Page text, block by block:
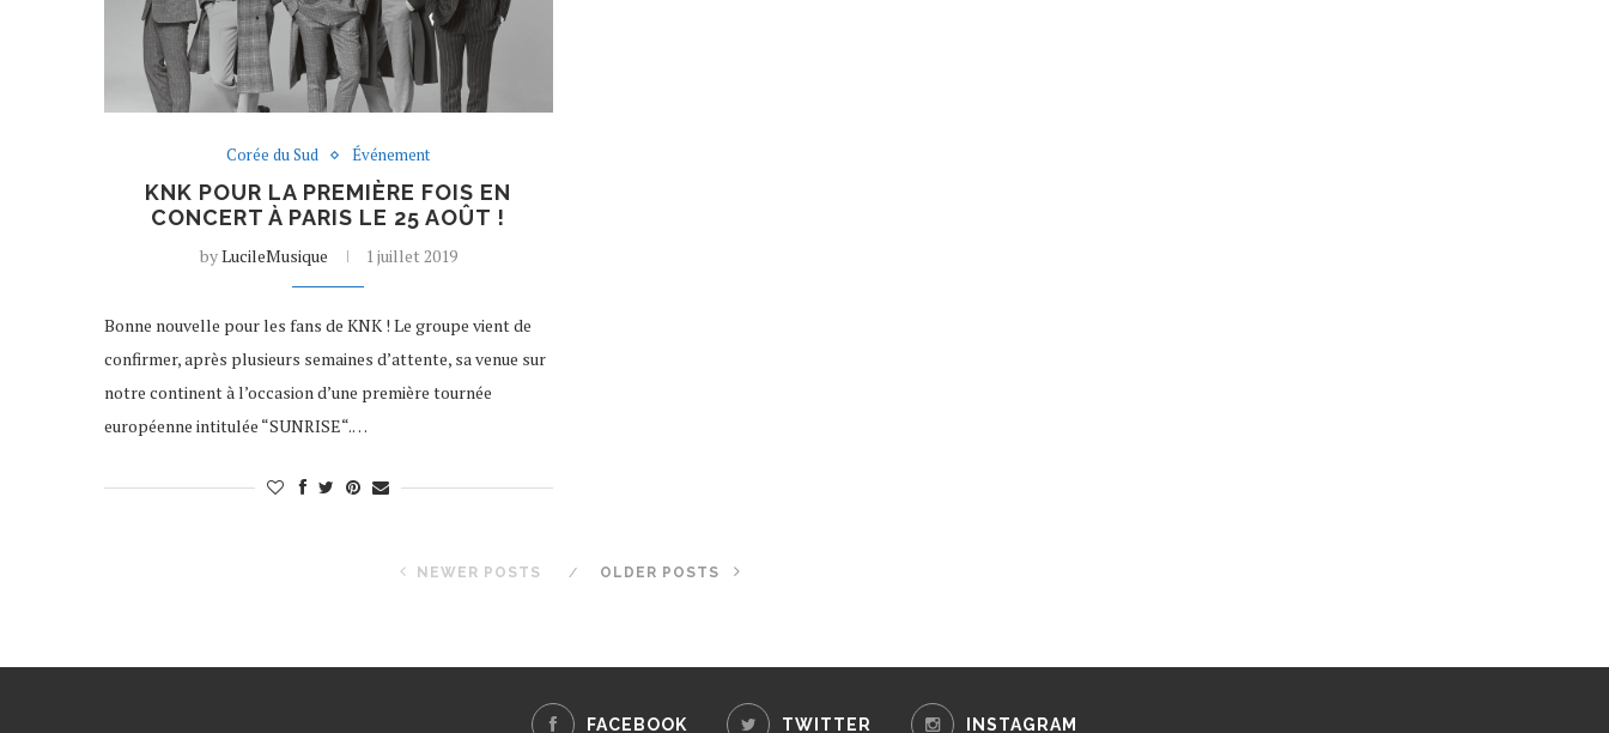
Corée du Sud Événement
KNK POUR LA PREMIÈRE FOIS EN
CONCERT À PARIS LE 25 AOÛT !
byLucileMusique 1 juillet 2019
Bonne nouvelle pour les fans de KNK ! Le groupe vient de
confirmer, après plusieurs semaines d’attente, sa venue sur
notre continent à l’occasion d’une première tournée
européenne intitulée “SUNRISE“.…
NEWER POSTS OLDER POSTS
FACEBOOK TWITTER INSTAGRAM